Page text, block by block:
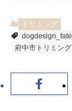
トリミング
dogdesign_fate
府中市トリミング